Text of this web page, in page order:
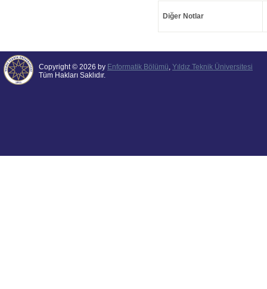
Diğer Notlar
Copyright © 2026 by Enformatik Bölümü, Yıldız Teknik Üniversitesi
Tüm Hakları Saklıdır.